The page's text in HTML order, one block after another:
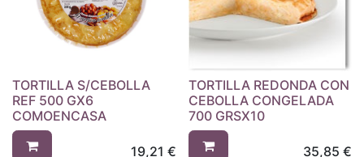
TORTILLA S/CEBOLLA
REF 500 GX6
COMOENCASA
19,21 €
TORTILLA REDONDA CON
CEBOLLA CONGELADA
700 GRSX10
35,85 €